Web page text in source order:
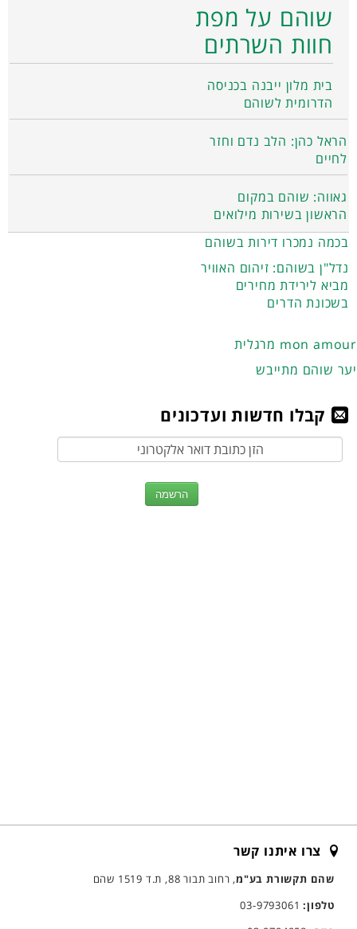
שוהם על מפת
חוות השרתים
בית מלון ייבנה בכניסה
הדרומית לשוהם
הראל כהן: הלב נדם וחזר
לחיים
גאווה: שוהם במקום
הראשון בשירות מילואים
בכמה נמכרו דירות בשוהם
נדל"ן בשוהם: זיהום האוויר
מביא לירידת מחירים
בשכונת הדרים
מרגלית mon amour
יער שוהם מתייבש
קבלו חדשות ועדכונים
צרו איתנו קשר
שהם תקשורת בע"מ, רחוב תבור 88, ת.ד 1519 שהם
טלפון:03-9793061